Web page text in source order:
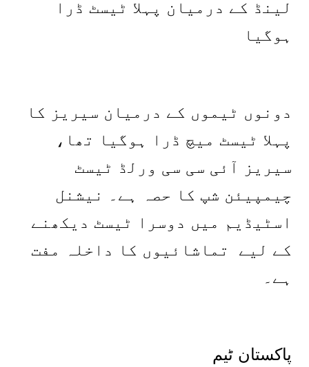
لینڈ کے درمیان پہلا ٹیسٹ ڈرا
ہوگیا
دونوں ٹیموں کے درمیان سیریز کا
پہلا ٹیسٹ میچ ڈرا ہوگیا تھا،
سیریز آئی سی سی ورلڈ ٹیسٹ
چیمپیئن شپ کا حصہ ہے۔ نیشنل
اسٹیڈیم میں دوسرا ٹیسٹ دیکھنے
کے لیے تماشائیوں کا داخلہ مفت
ہے۔
پاکستان ٹیم